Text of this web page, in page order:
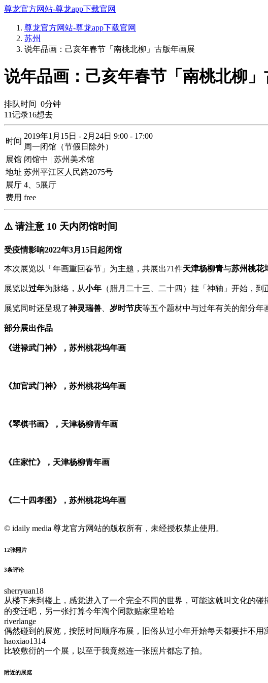
尊龙官方网站-尊龙app下载官网
尊龙官方网站-尊龙app下载官网
苏州
说年品画：己亥年春节「南桃北柳」古版年画展
说年品画：己亥年春节「南桃北柳
排队时间 0分钟
11记录16想去
时间
2019年1月15日 - 2月24日 9:00 - 17:00
周一闭馆（节假日除外）
展馆 闭馆中 | 苏州美术馆
地址 苏州平江区人民路2075号
展厅 4、5展厅
费用 free
⚠️ 请注意 10 天内闭馆时间
受疫情影响2022年3月15日起闭馆
本次展览以「年画重回春节」为主题，共展出71件天津杨柳青与苏州桃花
展览以过年为脉络，从小年 （腊月二十三、二十四）挂「神轴」开始，到
展览同时还呈现了神灵瑞兽 岁时节庆等五个题材中与过年有关的部分年
部分展出作品
《进禄武门神》，苏州桃花坞年画
《加官武门神》，苏州桃花坞年画
《琴棋书画》，天津杨柳青年画
《庄家忙》，天津杨柳青年画
《二十四孝图》，苏州桃花坞年画
© idaily media 尊龙官方网站的版权所有，未经授权禁止使用。
12张照片
3条评论
sherryuan18
从楼下来到楼上，感觉进入了一个完全不同的世界，可能这就叫文化的
的变迁吧，另一张打算今年淘个同款贴家里哈哈
riverlange
偶然碰到的展览，按照时间顺序布展，旧俗从过小年开始每天都要挂不用
haoxiao1314
比较敷衍的一个展，以至于我竟然连一张照片都忘了拍。
附近的展览